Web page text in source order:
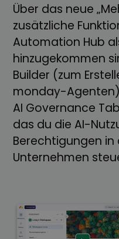
Über das neue
zusätzliche
Automation Hub
hinzugekommen
Builder (zum
monday-
AI Governance
das du die AI-
Berechtigungen
Unternehmen